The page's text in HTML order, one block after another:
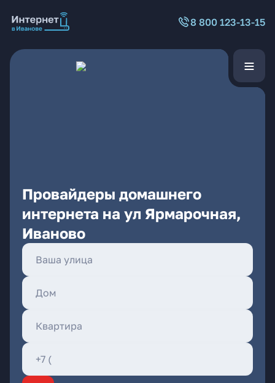
8 800 123-13-15
Провайдеры домашнего
интернета на ул Ярмарочная,
Иваново